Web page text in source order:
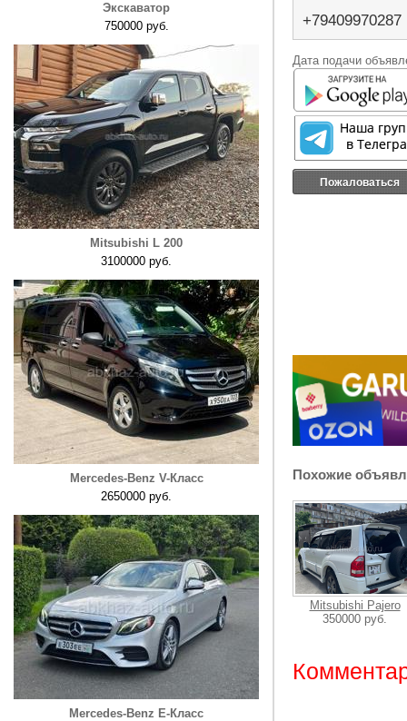
Экскаватор
750000 руб.
Mitsubishi L 200
3100000 руб.
Mercedes-Benz V-Класс
2650000 руб.
Mercedes-Benz E-Класс
+79409970287
Дата подачи
Пожаловаться
Похожие
Mitsubishi Pajero
350000 руб.